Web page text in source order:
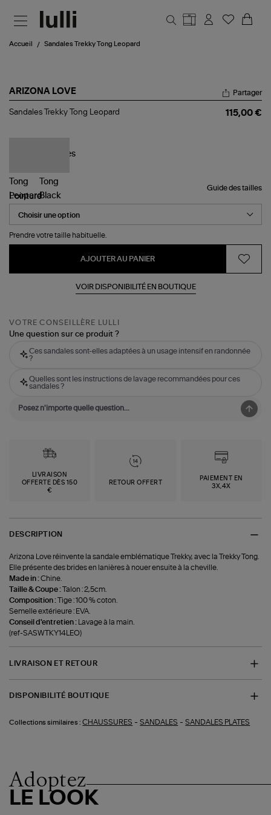
Accueil Sandales Trekky Tong Leopard
ARIZONA LOVE
Sandales
Partager
Sandales Trekky Tong Leopard 115,00 €
Guide des tailles
Pointure
Prendre votre taille habituelle.
AJOUTER AU PANIER
VOIR DISPONIBILITÉ EN BOUTIQUE
VOTRE CONSEILLÈRE LULLI
Une question sur ce produit ?
Ces sandales sont-elles adaptées à un usage intensif en randonnée
?
Quelles sont les instructions de lavage recommandées pour ces
sandales ?
LIVRAISON
OFFERTE DÈS 150
€
RETOUR OFFERT
PAIEMENT EN
3X,4X
DESCRIPTION
Arizona Love réinvente la sandale emblématique Trekky, avec la Trekky Tong.
Elle présente des brides en lanières à nouer ensuite à la cheville.
Made in :Chine.
Taille & Coupe :
Talon : 2,5cm.
Composition :
Tige : 100 % coton.
Semelle extérieure : EVA.
Conseil d'entretien :
Lavage à la main.
(ref-SASWTKY14LEO)
LIVRAISON ET RETOUR
DISPONIBILITÉ BOUTIQUE
Collections similaires : CHAUSSURES -SANDALES -SANDALES PLATES
Adoptez
LE LOOK